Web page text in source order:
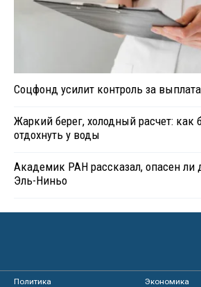
Соцфонд усилит контроль за
Жаркий берег, холодный расчет: как
отдохнуть у воды
Академик РАН рассказал, опасен ли
Эль-Ниньо
Политика
Экономика